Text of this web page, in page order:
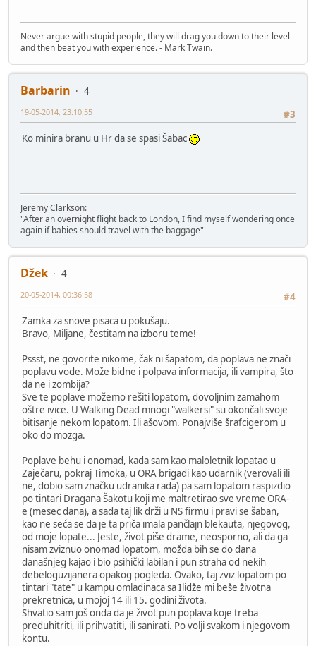
Never argue with stupid people, they will drag you down to their level
and then beat you with experience. - Mark Twain.
Barbarin
4
#3
19-05-2014, 23:10:55
Ko minira branu u Hr da se spasi Šabac
Jeremy Clarkson:
"After an overnight flight back to London, I find myself wondering once
again if babies should travel with the baggage"
Džek
4
#4
20-05-2014, 00:36:58
Zamka za snove pisaca u pokušaju.
Bravo, Miljane, čestitam na izboru teme!
Pssst, ne govorite nikome, čak ni šapatom, da poplava ne znači
poplavu vode. Može bidne i polpava informacija, ili vampira, što
da ne i zombija?
Sve te poplave možemo rešiti lopatom, dovoljnim zamahom
oštre ivice. U Walking Dead mnogi "walkersi" su okončali svoje
bitisanje nekom lopatom. Ili ašovom. Ponajviše šrafcigerom u
oko do mozga.
Poplave behu i onomad, kada sam kao maloletnik lopatao u
Zaječaru, pokraj Timoka, u ORA brigadi kao udarnik (verovali ili
ne, dobio sam značku udranika rada) pa sam lopatom raspizdio
po tintari Dragana Šakotu koji me maltretirao sve vreme ORA-
e (mesec dana), a sada taj lik drži u NS firmu i pravi se šaban,
kao ne seća se da je ta priča imala pančlajn blekauta, njegovog,
od moje lopate... Jeste, život piše drame, neosporno, ali da ga
nisam zviznuo onomad lopatom, možda bih se do dana
današnjeg kajao i bio psihički labilan i pun straha od nekih
debeloguzijanera opakog pogleda. Ovako, taj zviz lopatom po
tintari "tate" u kampu omladinaca sa Ilidže mi beše životna
prekretnica, u mojoj 14 ili 15. godini života.
Shvatio sam još onda da je život pun poplava koje treba
preduhitriti, ili prihvatiti, ili sanirati. Po volji svakom i njegovom
kontu.